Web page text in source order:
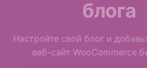
блога
Настройте свой блог и
веб-сайт WooCommerce